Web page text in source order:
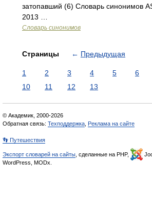
затопавший (6) Словарь синонимов
2013 …
Словарь синонимов
Страницы ← Предыдущая
1 2 3 4 5 6
10
11 12 13
© Академик, 2000-2026
Обратная связь: Техподдержка Реклама на сайте
👣 Путешествия
Экспорт словарей на сайты , сделанные на PHP,
WordPress, MODx.